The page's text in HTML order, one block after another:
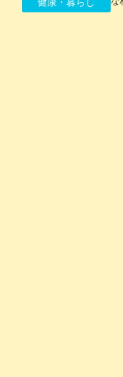
健康・暮らし